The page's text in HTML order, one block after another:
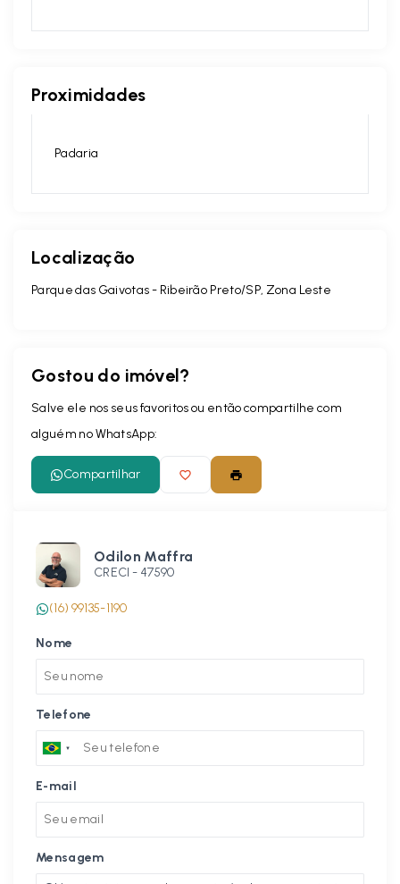
Proximidades
Padaria
Localização
Parque das Gaivotas - Ribeirão Preto/SP, Zona Leste
Gostou do imóvel?
Salve ele nos seus favoritos ou então compartilhe com
alguém no WhatsApp:
Compartilhar
Odilon Maffra
CRECI - 47590
(16) 99135-1190
Nome
Telefone
E-mail
Mensagem